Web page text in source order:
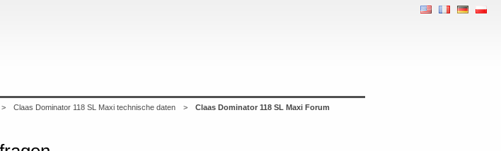
> Claas Dominator 118 SL Maxi technische daten > Claas Dominator 118 SL Maxi Forum